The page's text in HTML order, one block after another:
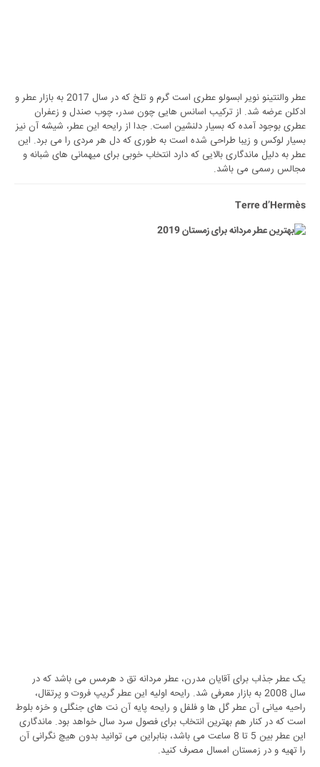
عطر والنتینو نویر ابسولو عطری است گرم و تلخ که در سال 2017 به بازار عطر و
ادکلن عرضه شد. از ترکیب اسانس هایی چون سدر، چوب صندل و زعفران
عطری بوجود آمده که بسیار دلنشین است. جدا از رایحه این عطر، شیشه آن نیز
بسیار لوکس و زیبا طراحی شده است به طوری که دل هر مردی را می برد. این
عطر به دلیل ماندگاری بالایی که دارد انتخاب خوبی برای میهمانی های شبانه و
مجالس رسمی می باشد.
Terre d’Hermès
یک عطر جذاب برای آقایان مدرن، عطر مردانه تق د هرمس می باشد که در
سال 2008 به بازار معرفی شد. رایحه اولیه این عطر گریپ فروت و پرتقال،
راحیه میانی آن عطر گل ها و فلفل و رایحه پایه آن نت های جنگلی و خزه بلوط
است که در کنار هم بهترین انتخاب برای فصول سرد سال خواهد بود. ماندگاری
این عطر بین 5 تا 8 ساعت می باشد، بنابراین می توانید بدون هیچ نگرانی آن
را تهیه و در زمستان امسال مصرف کنید.